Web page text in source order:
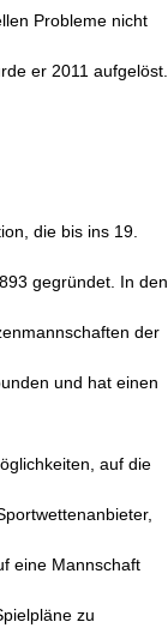
Probleme nicht
er 2011 aufgelöst.
die bis ins 19.
gegründet. In den
der
und hat einen
auf die
eine Mannschaft
zu